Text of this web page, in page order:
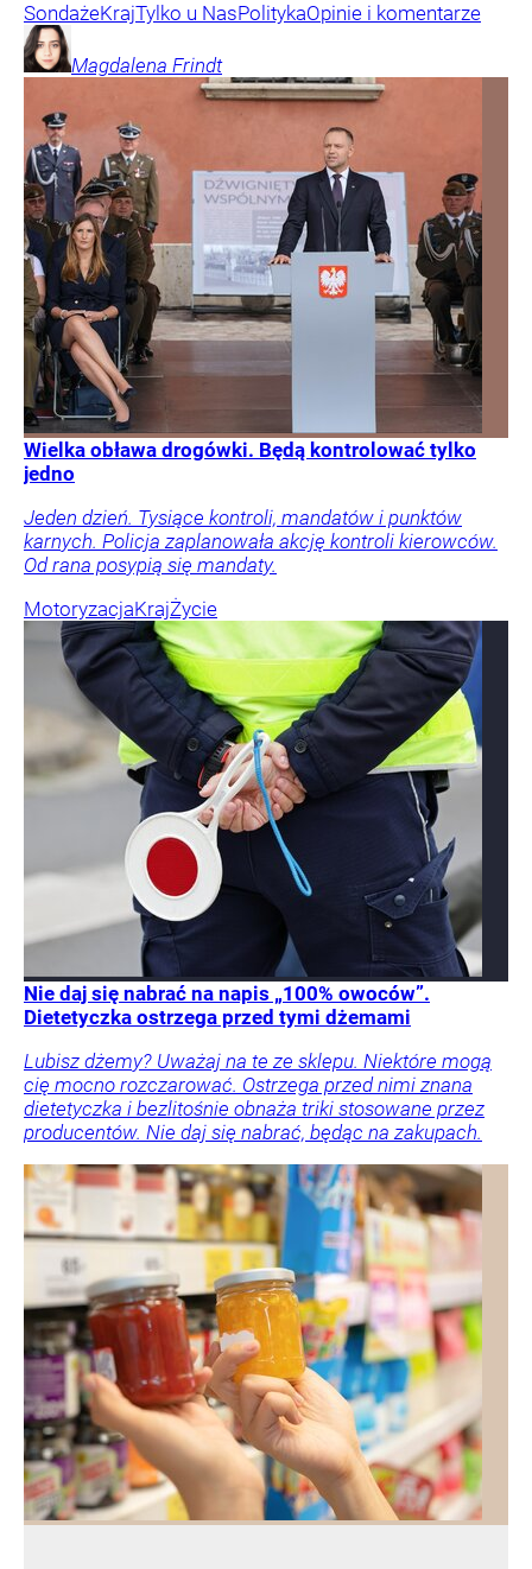
SondażeKrajTylko u NasPolitykaOpinie i komentarze
Magdalena Frindt
Wielka obława drogówki. Będą kontrolować tylko
jedno
Jeden dzień. Tysiące kontroli, mandatów i punktów
karnych. Policja zaplanowała akcję kontroli kierowców.
Od rana posypią się mandaty.
MotoryzacjaKrajŻycie
Nie daj się nabrać na napis „100% owoców”.
Dietetyczka ostrzega przed tymi dżemami
Lubisz dżemy? Uważaj na te ze sklepu. Niektóre mogą
cię mocno rozczarować. Ostrzega przed nimi znana
dietetyczka i bezlitośnie obnaża triki stosowane przez
producentów. Nie daj się nabrać, będąc na zakupach.